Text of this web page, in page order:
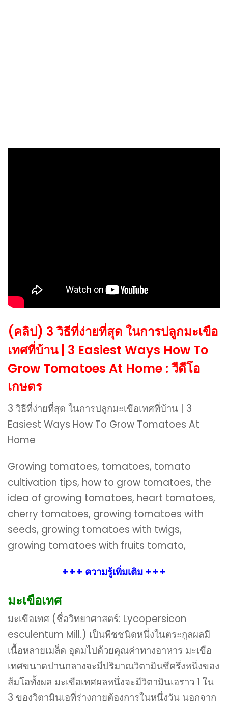
(คลิป) 3 วิธีที่ง่ายที่สุด ในการปลูกมะเขือ
เทศที่บ้าน | 3 Easiest Ways How To
Grow Tomatoes At Home : วีดีโอ
เกษตร
3 วิธีที่ง่ายที่สุด ในการปลูกมะเขือเทศที่บ้าน | 3
Easiest Ways How To Grow Tomatoes At
Home
Growing tomatoes, tomatoes, tomato
cultivation tips, how to grow tomatoes, the
idea of ​​growing tomatoes, heart tomatoes,
cherry tomatoes, growing tomatoes with
seeds, growing tomatoes with twigs,
growing tomatoes with fruits tomato,
+++ ความรู้เพิ่มเติม +++
มะเขือเทศ
มะเขือเทศ (ชื่อวิทยาศาสตร์: Lycopersicon
esculentum Mill.) เป็นพืชชนิดหนึ่งในตระกูลผลมี
เนื้อหลายเมล็ด อุดมไปด้วยคุณค่าทางอาหาร มะเขือ
เทศขนาดปานกลางจะมีปริมาณวิตามินซีครึ่งหนึ่งของ
ส้มโอทั้งผล มะเขือเทศผลหนึ่งจะมีวิตามินเอราว 1 ใน
3 ของวิตามินเอที่ร่างกายต้องการในหนึ่งวัน นอกจาก